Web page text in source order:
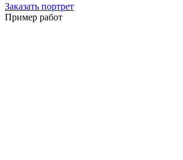
Заказать портрет
Пример работ